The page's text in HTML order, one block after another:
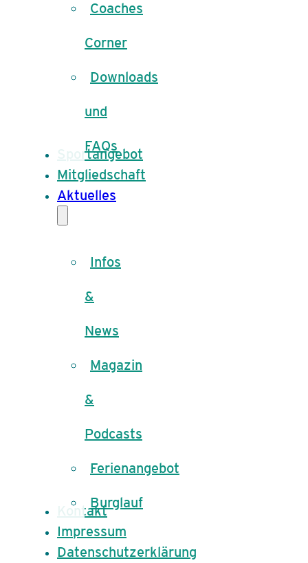
Coaches
Corner
Downloads
und
FAQs
Sportangebot
Mitgliedschaft
Aktuelles
Infos
&
News
Magazin
&
Podcasts
Ferienangebot
Burglauf
Kontakt
Impressum
Datenschutzerklärung